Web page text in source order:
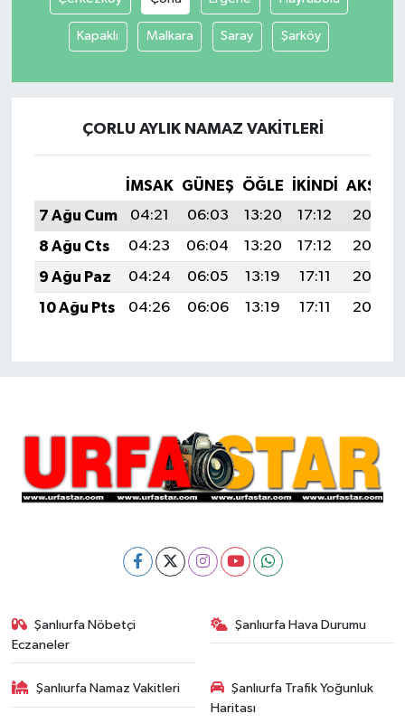
Kapaklı Malkara Saray Şarköy
ÇORLU AYLIK NAMAZ VAKITLERI
İMSAK GÜNEŞ ÖĞLE İKINDI
AKŞAM
7 Ağu Cum
04:21 06:03 13:20 17:12
20:26
8 Ağu Cts
04:23 06:04 13:20 17:12
20:25
9 Ağu Paz
04:24 06:05 13:19 17:11
20:24
10 Ağu Pts
04:26 06:06 13:19 17:11 20:23
Şanlıurfa Nöbetçi
Eczaneler
Şanlıurfa Hava Durumu
Şanlıurfa Namaz Vakitleri
Şanlıurfa Trafik Yoğunluk
Haritası